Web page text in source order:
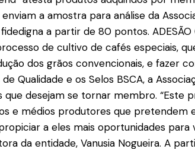
a amostra para análise da
a partir de 80 pontos.
de cultivo de cafés especiais,
dos grãos convencionais, e fazer
Qualidade e os Selos BSCA, a
que desejam se tornar membro. “Este
e médios produtores que pretendem
a eles mais oportunidades para
da entidade, Vanusia Nogueira. A